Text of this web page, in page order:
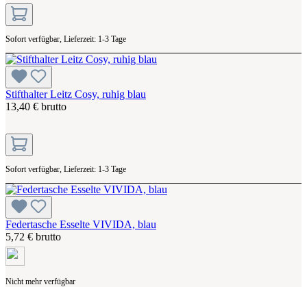
Sofort verfügbar, Lieferzeit: 1-3 Tage
Stifthalter Leitz Cosy, ruhig blau
13,40 € brutto
Sofort verfügbar, Lieferzeit: 1-3 Tage
Federtasche Esselte VIVIDA, blau
5,72 € brutto
Nicht mehr verfügbar